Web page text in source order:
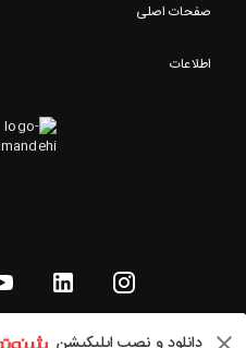
صفحات اصلی
اطلاعات
تمامی حقوق این